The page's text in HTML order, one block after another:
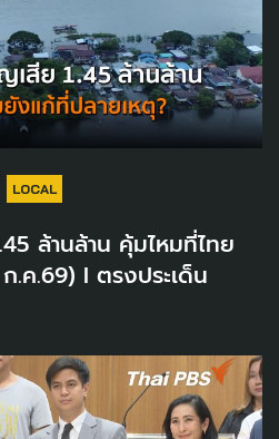
LOCAL
ล้านล้าน คุ้มไหมที่ไทย
.ค.69) I ตรงประเด็น